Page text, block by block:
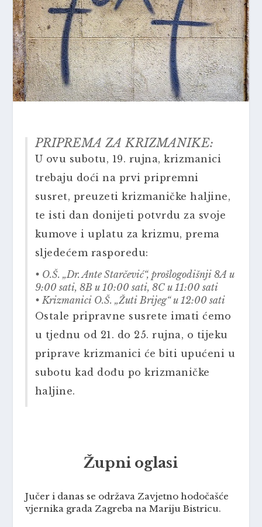
PRIPREMA ZA KRIZMANIKE:
U ovu subotu, 19. rujna, krizmanici
trebaju doći na prvi pripremni
susret, preuzeti krizmaničke haljine,
te isti dan donijeti potvrdu za svoje
kumove i uplatu za krizmu, prema
sljedećem rasporedu:
• O.Š. „Dr. Ante Starčević“, prošlogodišnji 8A u
9:00 sati, 8B u 10:00 sati, 8C u 11:00 sati
• Krizmanici O.Š. „Žuti Brijeg“ u 12:00 sati
Ostale pripravne susrete imati ćemo
u tjednu od 21. do 25. rujna, o tijeku
priprave krizmanici će biti upućeni u
subotu kad dođu po krizmaničke
haljine.
Župni oglasi
Jučer i danas se održava Zavjetno hodočašće
vjernika grada Zagreba na Mariju Bistricu.